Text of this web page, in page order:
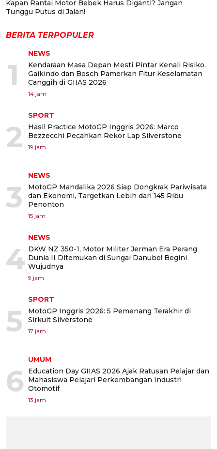
Kapan Rantai Motor Bebek Harus Diganti? Jangan
Tunggu Putus di Jalan!
BERITA TERPOPULER
1
NEWS
Kendaraan Masa Depan Mesti Pintar Kenali Risiko,
Gaikindo dan Bosch Pamerkan Fitur Keselamatan
Canggih di GIIAS 2026
14 jam
2
SPORT
Hasil Practice MotoGP Inggris 2026: Marco
Bezzecchi Pecahkan Rekor Lap Silverstone
19 jam
3
NEWS
MotoGP Mandalika 2026 Siap Dongkrak Pariwisata
dan Ekonomi, Targetkan Lebih dari 145 Ribu
Penonton
15 jam
4
NEWS
DKW NZ 350-1, Motor Militer Jerman Era Perang
Dunia II Ditemukan di Sungai Danube! Begini
Wujudnya
9 jam
5
SPORT
MotoGP Inggris 2026: 5 Pemenang Terakhir di
Sirkuit Silverstone
17 jam
6
UMUM
Education Day GIIAS 2026 Ajak Ratusan Pelajar dan
Mahasiswa Pelajari Perkembangan Industri
Otomotif
13 jam